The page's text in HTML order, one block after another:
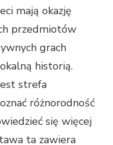
mają okazję
przedmiotów
grach
historią.
strefa
różnorodność
się więcej
ta zawiera